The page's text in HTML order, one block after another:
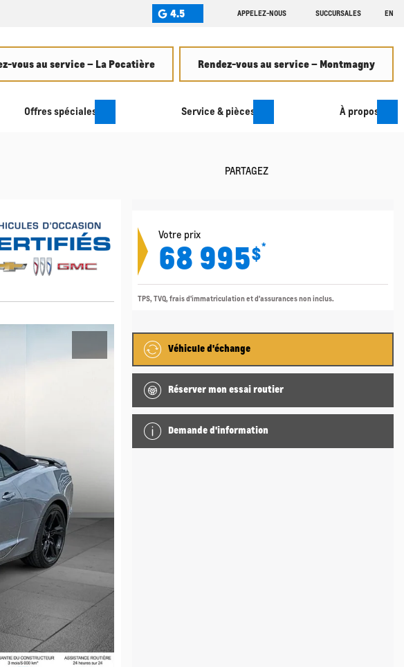
4.5 APPELEZ-NOUS SUCCURSALES EN
vous au service – La Pocatière Rendez-vous au service – Montmagny
Offres spéciales Service & pièces À propos
PARTAGEZ
Votre prix
68 995$*
TPS, TVQ, frais d'immatriculation et d'assurances non inclus.
Véhicule d'échange
Réserver mon essai routier
Demande d'information